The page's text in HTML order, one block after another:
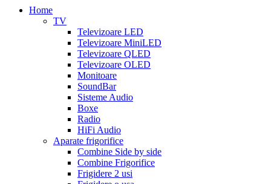
Home
TV
Televizoare LED
Televizoare MiniLED
Televizoare QLED
Televizoare OLED
Monitoare
SoundBar
Sisteme Audio
Boxe
Radio
HiFi Audio
Aparate frigorifice
Combine Side by side
Combine Frigorifice
Frigidere 2 usi